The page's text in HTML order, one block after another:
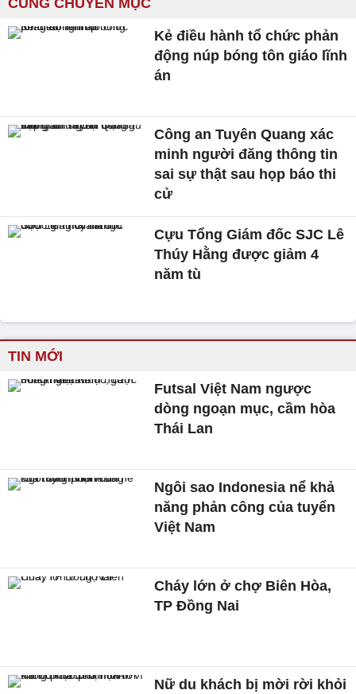
CÙNG CHUYÊN MỤC
Kẻ điều hành tổ chức phản
động núp bóng tôn giáo lĩnh
án
Công an Tuyên Quang xác
minh người đăng thông tin
sai sự thật sau họp báo thi
cử
Cựu Tổng Giám đốc SJC Lê
Thúy Hằng được giảm 4
năm tù
TIN MỚI
Futsal Việt Nam ngược
dòng ngoạn mục, cầm hòa
Thái Lan
Ngôi sao Indonesia nể khả
năng phản công của tuyển
Việt Nam
Cháy lớn ở chợ Biên Hòa,
TP Đồng Nai
Nữ du khách bị mời rời khỏi